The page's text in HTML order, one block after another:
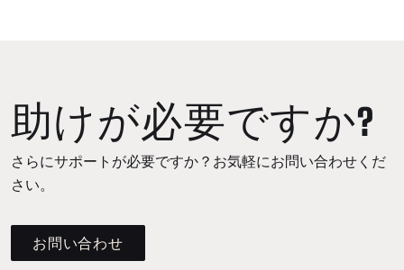
助けが必要ですか?
さらにサポートが必要ですか？お気軽にお問い合わせくだ
さい。
お問い合わせ